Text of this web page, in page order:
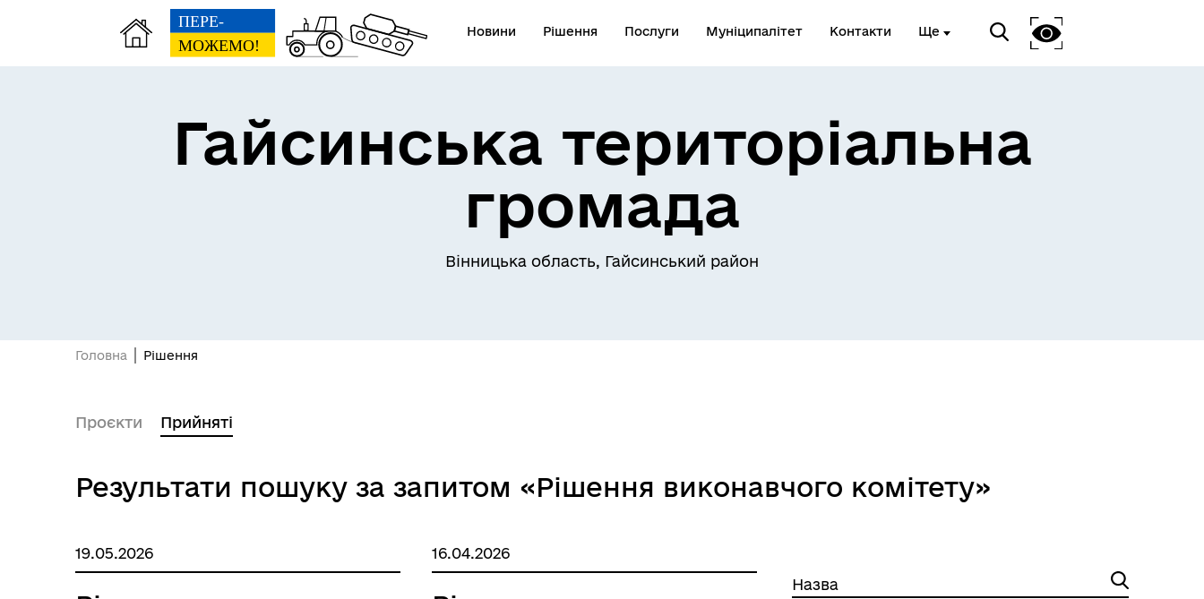
Новини Рішення Послуги Муніципалітет Контакти Ще
Посилання на державні
інформаційні ресурси
Публічна інформація
Телефони екстрених служб та
комунальних підприємств
Гайсинська територіальна
громада
Вінницька область, Гайсинський район
Головна Рішення
Проєкти Прийняті
Результати пошуку за запитом «Рішення виконавчого комітету»
19.05.2026 16.04.2026
Назва